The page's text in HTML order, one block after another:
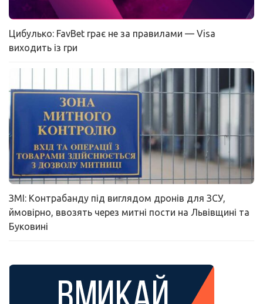
Цибулько: FavBet грає не за правилами — Visa
виходить із гри
ЗМІ: Контрабанду під виглядом дронів для ЗСУ,
ймовірно, ввозять через митні пости на Львівщині та
Буковині